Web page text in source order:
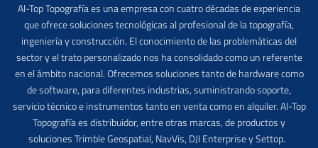
Al-Top Topografía es una empresa con cuatro décadas de experiencia
que ofrece soluciones tecnológicas al profesional de la topografía,
ingeniería y construcción. El conocimiento de las problemáticas del
sector y el trato personalizado nos ha consolidado como un referente
en el ámbito nacional. Ofrecemos soluciones tanto de hardware como
de software, para diferentes industrias, suministrando soporte,
servicio técnico e instrumentos tanto en venta como en alquiler. Al-Top
Topografía es distribuidor, entre otras marcas, de productos y
soluciones Trimble Geospatial, NavVis, DJI Enterprise y Settop.